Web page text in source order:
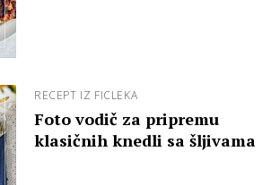
RECEPT IZ FICLEKA
Foto vodič za pripremu
klasičnih knedli sa šljivama